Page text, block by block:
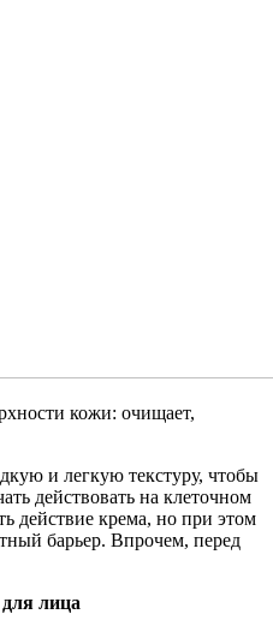
кожи: очищает,
и легкую текстуру, чтобы
действовать на клеточном
действие крема, но при этом
барьер. Впрочем, перед
лица